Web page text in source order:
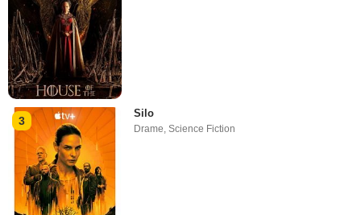
3
Silo
Drame,Science Fiction